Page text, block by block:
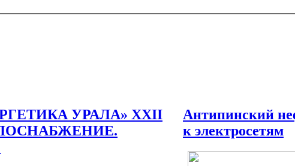
УРАЛА» XXII
Антипинский
к электросетям